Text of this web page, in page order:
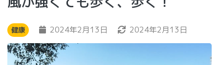
健康 2024年2月13日 2024年2月13日